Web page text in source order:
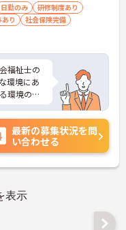
日勤のみ
研修制度あり
り
社会保険完備
福祉士の
環境にあ
環境の提
ません。
代の方も
ど、さら
相談くだ
最新の募集状況を問
い合わせる
表示